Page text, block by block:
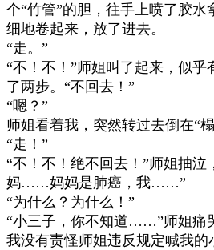
个“竹管”的胆，往手上喷了胶水
细地卷起来，放了进去。
“走。 ”
“不！不！ ”师姐叫了起来，似乎
了两步。 “不回去！ ”
“嗯？ ”
师姐看着我，突然转过去倒在“
“走！ ”
“不！不！绝不回去！ ”师姐抽泣
妈……妈妈是肺癌，我……”
“为什么？为什么！ ”
“小三子，你不知道……”师姐痛
我没有责怪师姐违反规定喊我